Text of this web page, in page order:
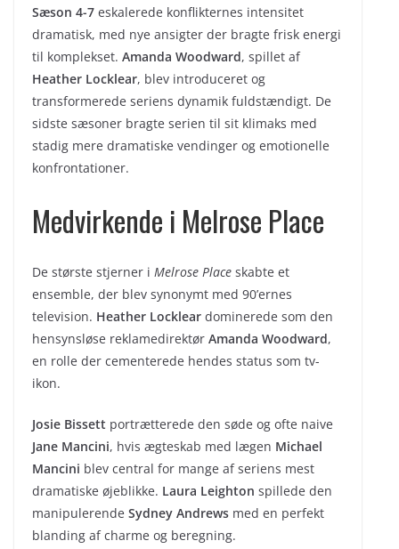
Sæson 4-7 eskalerede konflikternes intensitet
dramatisk, med nye ansigter der bragte frisk energi
til komplekset. Amanda Woodward, spillet af
Heather Locklear, blev introduceret og
transformerede seriens dynamik fuldstændigt. De
sidste sæsoner bragte serien til sit klimaks med
stadig mere dramatiske vendinger og emotionelle
konfrontationer.
Medvirkende i Melrose Place
De største stjerner i Melrose Place skabte et
ensemble, der blev synonymt med 90’ernes
television. Heather Locklear dominerede som den
hensynsløse reklamedirektør Amanda Woodward,
en rolle der cementerede hendes status som tv-
ikon.
Josie Bissett portrætterede den søde og ofte naive
Jane Mancini, hvis ægteskab med lægen Michael
Mancini blev central for mange af seriens mest
dramatiske øjeblikke. Laura Leighton spillede den
manipulerende Sydney Andrews med en perfekt
blanding af charme og beregning.